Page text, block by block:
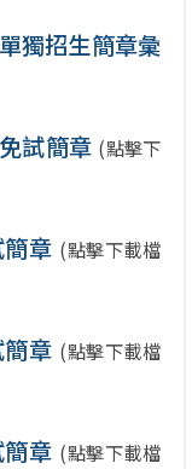
獨招生簡章彙
試簡章 (點擊下
章 (點擊下載檔
章 (點擊下載檔
章 (點擊下載檔